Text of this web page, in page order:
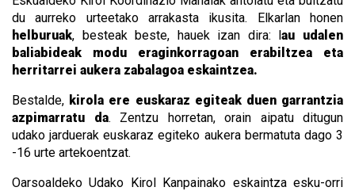
du aurreko urteetako arrakasta ikusita. Elkarlan honen
helburuak, besteak beste, hauek izan dira: lau udalen
baliabideak modu eraginkorragoan erabiltzea eta
herritarrei aukera zabalagoa eskaintzea.
Bestalde, kirola ere euskaraz egiteak duen garrantzia
azpimarratu da. Zentzu horretan, orain aipatu ditugun
udako jarduerak euskaraz egiteko aukera bermatuta dago 3
-16 urte artekoentzat.
Oarsoaldeko Udako Kirol Kanpainako eskaintza esku-orri